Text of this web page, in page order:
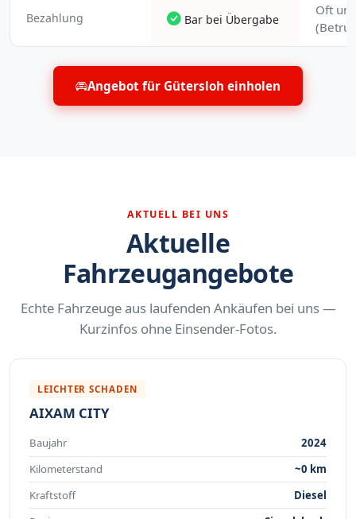
Bezahlung Bar bei Übergabe
Oft
Angebot für Gütersloh einholen
AKTUELL BEI UNS
Aktuelle
Fahrzeugangebote
Echte Fahrzeuge aus laufenden Ankäufen bei uns —
Kurzinfos ohne Einsender-Fotos.
LEICHTER SCHADEN
AIXAM CITY
Baujahr
2024
Kilometerstand
~0 km
Kraftstoff
Diesel